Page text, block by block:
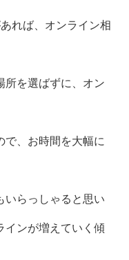
れば、オンライン相
所を選ばずに、オン
で、お時間を大幅に
いらっしゃると思い
インが増えていく傾